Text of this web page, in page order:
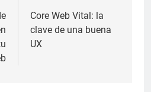
Core Web Vital: la
clave de una buena
UX